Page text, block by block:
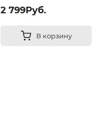
2 799Руб.
В корзину